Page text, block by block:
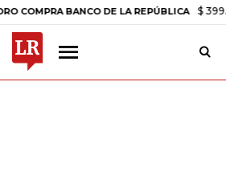
BANCO DE LA REPÚBLICA $ 399.745,16